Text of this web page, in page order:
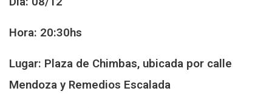
Hora: 20:30hs
Lugar: Plaza de Chimbas, ubicada por calle
Mendoza y Remedios Escalada